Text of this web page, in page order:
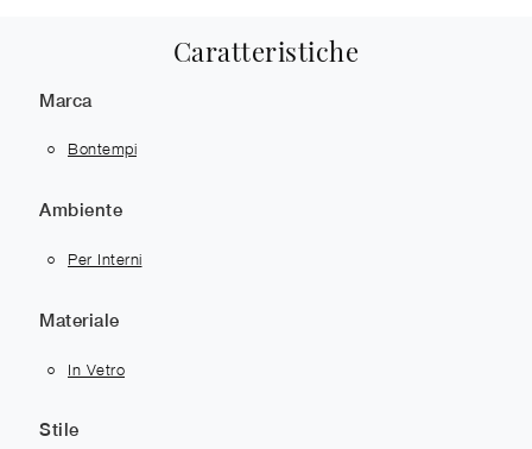
Caratteristiche
Marca
Bontempi
Ambiente
Per Interni
Materiale
In Vetro
Stile